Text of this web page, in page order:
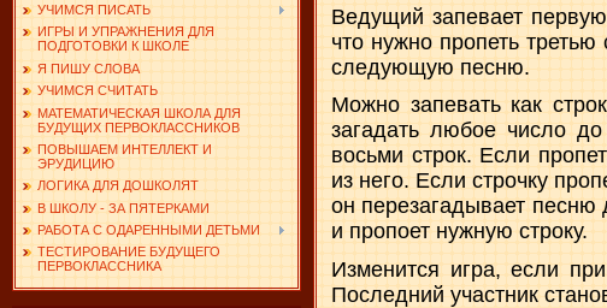
УЧИМСЯ ПИСАТЬ
ИГРЫ И УПРАЖНЕНИЯ ДЛЯ
ПОДГОТОВКИ К ШКОЛЕ
Я ПИШУ СЛОВА
УЧИМСЯ СЧИТАТЬ
МАТЕМАТИЧЕСКАЯ ШКОЛА ДЛЯ
БУДУЩИХ ПЕРВОКЛАССНИКОВ
ПОВЫШАЕМ ИНТЕЛЛЕКТ И
ЭРУДИЦИЮ
ЛОГИКА ДЛЯ ДОШКОЛЯТ
В ШКОЛУ - ЗА ПЯТЕРКАМИ
РАБОТА С ОДАРЕННЫМИ ДЕТЬМИ
ТЕСТИРОВАНИЕ БУДУЩЕГО
ПЕРВОКЛАССНИКА
Ведущий запевает
что нужно пропеть
следующую песню.
Можно запевать как
загадать любое число
восьми строк. Если
из него. Если строчку
он перезагадывает песню
и пропоет нужную строку.
Изменится игра, если
Последний участник